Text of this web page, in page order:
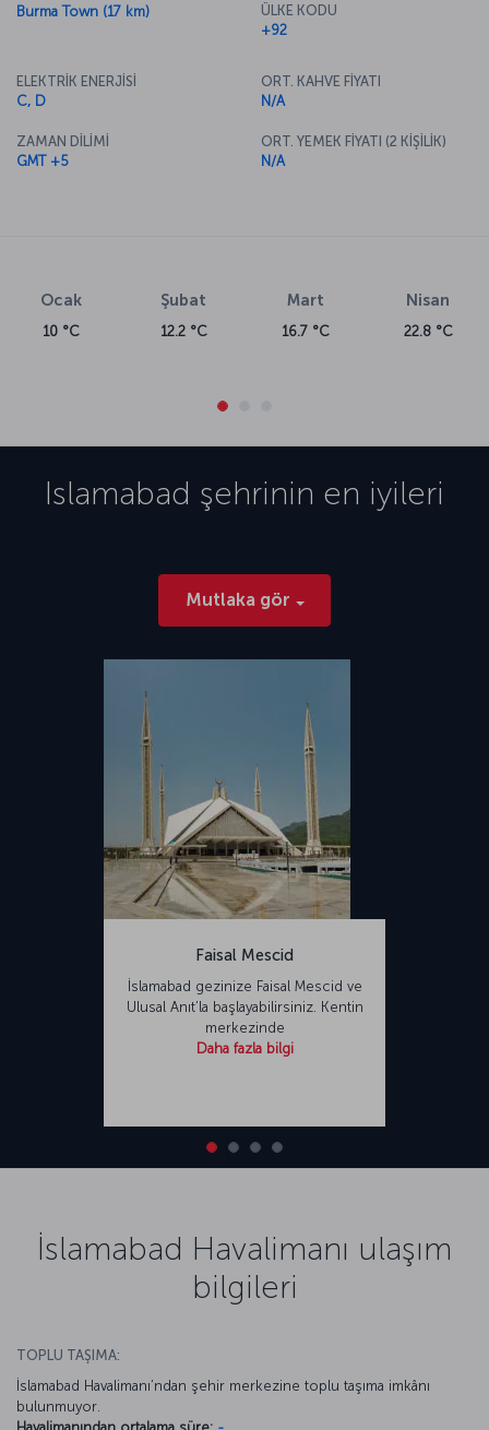
Burma Town (17 km)
ÜLKE KODU
+92
ELEKTRİK ENERJİSİ
C, D
ZAMAN DİLİMİ
GMT +5
ORT. KAHVE FİYATI
N/A
ORT. YEMEK FİYATI (2 KİŞİLİK)
N/A
Ocak
10 °C
Şubat
12.2 °C
Mart
16.7 °C
Nisan
22.8 °C
Islamabad şehrinin en iyileri
Mutlaka gör
Faisal Mescid
İslamabad gezinize Faisal Mescid ve
Ulusal Anıt’la başlayabilirsiniz. Kentin
merkezinde
Daha fazla bilgi
İslamabad Havalimanı ulaşım
bilgileri
TOPLU TAŞIMA:
İslamabad Havalimanı’ndan şehir merkezine toplu taşıma imkânı
bulunmuyor.